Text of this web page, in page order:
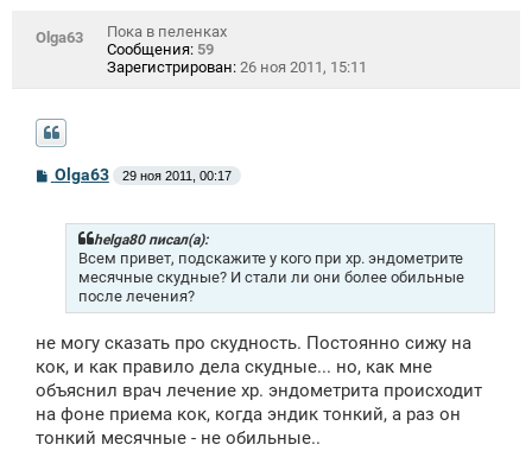
Olga63
Пока в пеленках
Сообщения: 59
Зарегистрирован: 26 ноя 2011, 15:11
С
о
Olga63 29 ноя 2011, 00:17
helga80 писал(а):
Всем привет, подскажите у кого при хр. эндометрите
месячные скудные? И стали ли они более обильные
после лечения?
не могу сказать про скудность. Постоянно сижу на
кок, и как правило дела скудные... но, как мне
объяснил врач лечение хр. эндометрита происходит
на фоне приема кок, когда эндик тонкий, а раз он
тонкий месячные - не обильные..